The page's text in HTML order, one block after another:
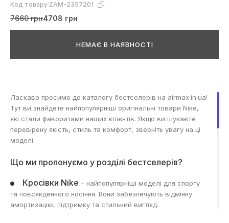
Код товару:ZAM-2357201
7660 грн4708 грн
НЕМАЄ В НАЯВНОСТІ
Ласкаво просимо до каталогу бестселерів на airmax.in.ua!
Тут ви знайдете найпопулярніші оригінальні товари Nike,
які стали фаворитами наших клієнтів. Якщо ви шукаєте
перевірену якість, стиль та комфорт, зверніть увагу на ці
моделі.
Що ми пропонуємо у розділі бестселерів?
Кросівки Nike – найпопулярніші моделі для спорту
та повсякденного носіння. Вони забезпечують відмінну
амортизацію, підтримку та стильний вигляд.